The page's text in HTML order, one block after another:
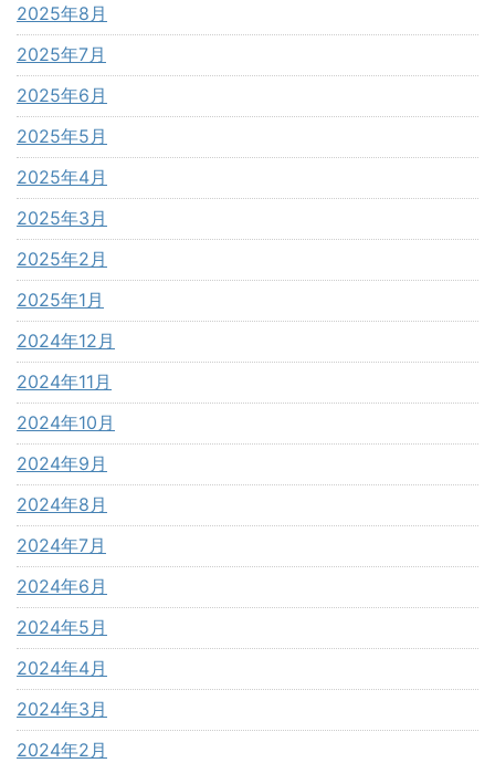
2025年8月
2025年7月
2025年6月
2025年5月
2025年4月
2025年3月
2025年2月
2025年1月
2024年12月
2024年11月
2024年10月
2024年9月
2024年8月
2024年7月
2024年6月
2024年5月
2024年4月
2024年3月
2024年2月